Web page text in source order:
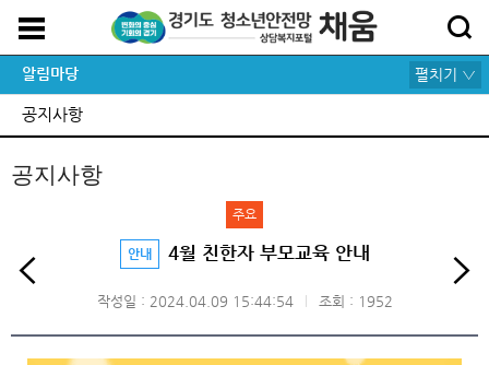
알림마당
공지사항
펼치기 ▽
공지사항
주요
안내 4월 친한자 부모교육 안내
작성일 : 2024.04.09 15:44:54 조회 : 1952